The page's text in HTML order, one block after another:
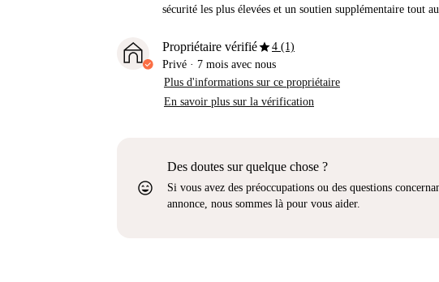
sécurité les plus élevées et un soutien supplémentaire tout
Propriétaire vérifiéstar4 (1)
Privé · 7 mois avec nous
Plus d'informations sur ce propriétaire
En savoir plus sur la vérification
sentiment_very_satisfied
Des doutes sur quelque chose ?
Si vous avez des préoccupations ou des questions
annonce, nous sommes là pour vous aider.